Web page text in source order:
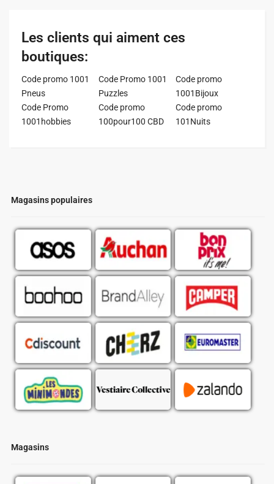
Magasins populaires
Magasins
Les clients qui aiment ces
boutiques:
Code promo 1001
Pneus
Code Promo 1001
Puzzles
Code promo
1001Bijoux
Code Promo
1001hobbies
Code promo
100pour100 CBD
Code promo
101Nuits